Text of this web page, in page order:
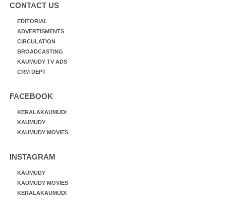
CONTACT US
EDITORIAL
ADVERTISMENTS
CIRCULATION
BROADCASTING
KAUMUDY TV ADS
CRM DEPT
FACEBOOK
KERALAKAUMUDI
KAUMUDY
KAUMUDY MOVIES
INSTAGRAM
KAUMUDY
KAUMUDY MOVIES
KERALAKAUMUDI